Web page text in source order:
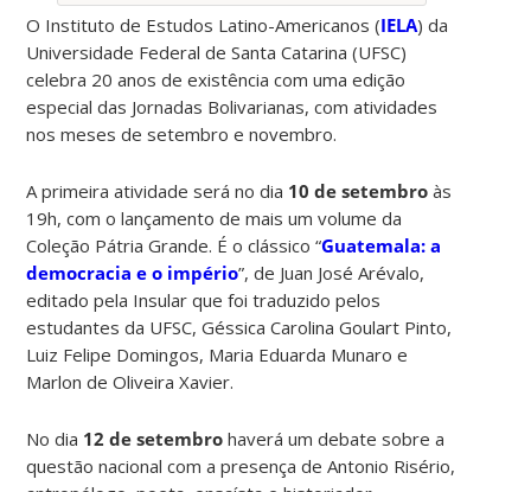
O Instituto de Estudos Latino-Americanos (IELA) da
Universidade Federal de Santa Catarina (UFSC)
celebra 20 anos de existência com uma edição
especial das Jornadas Bolivarianas, com atividades
nos meses de setembro e novembro.
A primeira atividade será no dia 10 de setembro às
19h, com o lançamento de mais um volume da
Coleção Pátria Grande. É o clássico “Guatemala: a
democracia e o império”, de Juan José Arévalo,
editado pela Insular que foi traduzido pelos
estudantes da UFSC, Géssica Carolina Goulart Pinto,
Luiz Felipe Domingos, Maria Eduarda Munaro e
Marlon de Oliveira Xavier.
No dia 12 de setembro haverá um debate sobre a
questão nacional com a presença de Antonio Risério,